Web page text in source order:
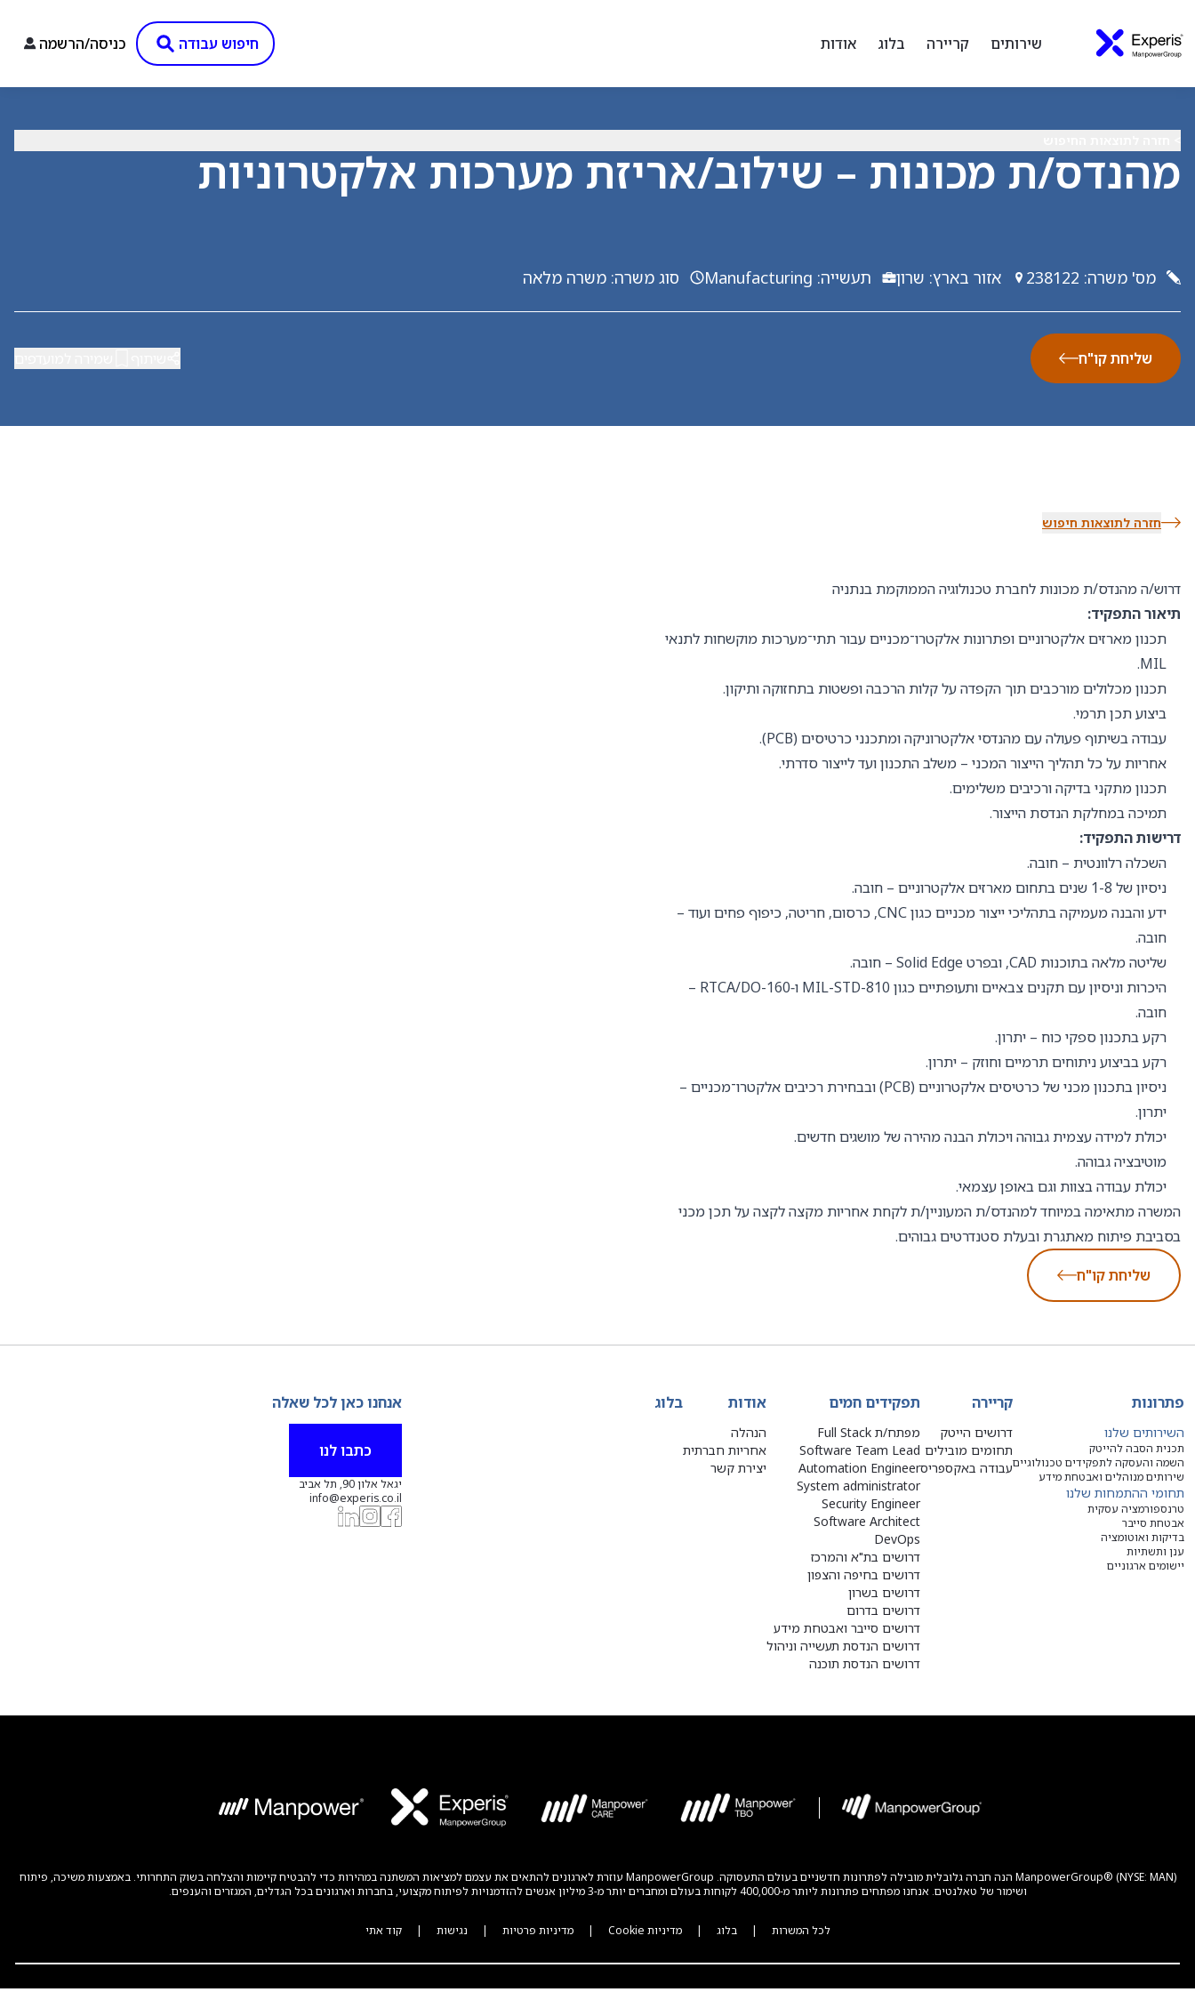
שירותים קריירה בלוג אודות חיפוש עבודה כניסה/הרשמה
מהנדס/ת מכונות – שילוב/אריזת מערכות אלקטרוניות
מס' משרה:
238122 אזור בארץ: שרון תעשייה:
Manufacturing סוג משרה: משרה מלאה
שליחת קו"ח
חזרה לתוצאות חיפוש
דרוש/ה מהנדס/ת מכונות לחברת טכנולוגיה הממוקמת בנתניה
תיאור התפקיד:
תכנון מארזים אלקטרוניים ופתרונות אלקטרו־מכניים עבור תתי־מערכות מוקשחות לתנאי
MIL.
תכנון מכלולים מורכבים תוך הקפדה על קלות הרכבה ופשטות בתחזוקה ותיקון.
ביצוע תכן תרמי.
עבודה בשיתוף פעולה עם מהנדסי אלקטרוניקה ומתכנני כרטיסים (PCB).
אחריות על כל תהליך הייצור המכני – משלב התכנון ועד לייצור סדרתי.
תכנון מתקני בדיקה ורכיבים משלימים.
תמיכה במחלקת הנדסת הייצור.
דרישות התפקיד:
השכלה רלוונטית – חובה.
ניסיון של 1-8 שנים בתחום מארזים אלקטרוניים – חובה.
ידע והבנה מעמיקה בתהליכי ייצור מכניים כגון CNC, כרסום, חריטה, כיפוף פחים ועוד –
חובה.
שליטה מלאה בתוכנות CAD, ובפרט Solid Edge – חובה.
היכרות וניסיון עם תקנים צבאיים ותעופתיים כגון MIL-STD-810 ו‑RTCA/DO-160 –
חובה.
רקע בתכנון ספקי כוח – יתרון.
רקע בביצוע ניתוחים תרמיים וחוזק – יתרון.
ניסיון בתכנון מכני של כרטיסים אלקטרוניים (PCB) ובבחירת רכיבים אלקטרו־מכניים –
יתרון.
יכולת למידה עצמית גבוהה ויכולת הבנה מהירה של מושגים חדשים.
מוטיבציה גבוהה.
יכולת עבודה בצוות וגם באופן עצמאי.
המשרה מתאימה במיוחד למהנדס/ת המעוניין/ת לקחת אחריות מקצה לקצה על תכן מכני
בסביבת פיתוח מאתגרת ובעלת סטנדרטים גבוהים.
שליחת קו"ח
פתרונות
השירותים שלנו
תכנית הסבה להייטק
השמה והעסקה לתפקידים טכנולוגיים
שירותים מנוהלים ואבטחת מידע
תחומי ההתמחות שלנו
טרנספורמציה עסקית
אבטחת סייבר
בדיקות ואוטומציה
ענן ותשתיות
יישומים ארגוניים
קריירה
דרושים הייטק
תחומים מובילים
עבודה באקספריס
תפקידים חמים
מפתח/ת Full Stack
Software Team Lead
Automation Engineer
System administrator
Security Engineer
Software Architect
DevOps
דרושים בת"א והמרכז
דרושים בחיפה והצפון
דרושים בשרון
דרושים בדרום
דרושים סייבר ואבטחת מידע
דרושים הנדסת תעשייה וניהול
דרושים הנדסת תוכנה
אודות
הנהלה
אחריות חברתית
יצירת קשר
בלוג אנחנו כאן לכל שאלה
כתבו לנו
יגאל אלון 90, תל אביב
info@experis.co.il
ManpowerGroup® (NYSE: MAN) הנה חברה גלובלית מובילה לפתרונות חדשניים בעולם התעסוקה. ManpowerGroup עוזרת לארגונים להתאים את עצמם למציאות המשתנה במהירות כדי להבטיח קיימות והצלחה בשוק התחרותי. באמצעות משיכה, פיתוח
ושימור של טאלנטים. אנחנו מפתחים פתרונות ליותר מ-400,000 לקוחות בעולם ומחברים יותר מ-3 מיליון אנשים להזדמנויות לפיתוח מקצועי, בחברות וארגונים בכל הגדלים, המגזרים והענפים.
לכל המשרות | בלוג | מדיניות Cookie | מדיניות פרטיות | נגישות | קוד אתי